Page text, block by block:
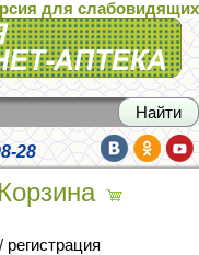
для слабовидящих
28
Корзина
/ регистрация